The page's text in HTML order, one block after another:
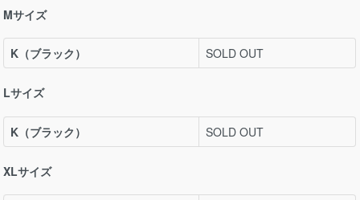
Mサイズ
K（ブラック） SOLD OUT
Lサイズ
K（ブラック） SOLD OUT
XLサイズ